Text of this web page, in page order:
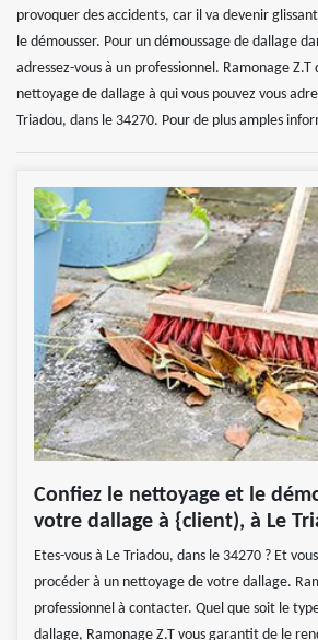
provoquer des accidents, car il va devenir
le démousser. Pour un démoussage de dallage
adressez-vous à un professionnel. Ramonage Z.T
nettoyage de dallage à qui vous pouvez vous
Triadou, dans le 34270. Pour de plus amples
Confiez le nettoyage et le
votre dallage à {client), à Le
Etes-vous à Le Triadou, dans le 34270 ? Et
procéder à un nettoyage de votre dallage.
professionnel à contacter. Quel que soit le
dallage, Ramonage Z.T vous garantit de le